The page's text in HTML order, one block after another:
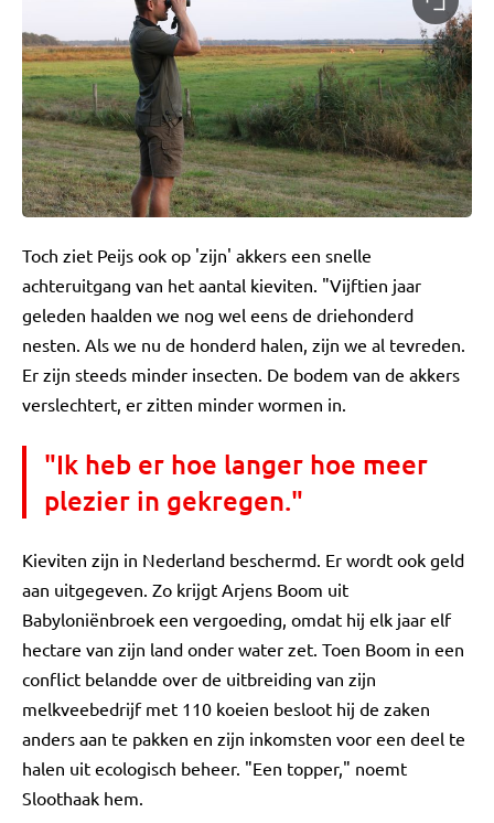
Toch ziet Peijs ook op 'zijn' akkers een snelle
achteruitgang van het aantal kieviten. "Vijftien jaar
geleden haalden we nog wel eens de driehonderd
nesten. Als we nu de honderd halen, zijn we al tevreden.
Er zijn steeds minder insecten. De bodem van de akkers
verslechtert, er zitten minder wormen in.
"Ik heb er hoe langer hoe meer
plezier in gekregen."
Kieviten zijn in Nederland beschermd. Er wordt ook geld
aan uitgegeven. Zo krijgt Arjens Boom uit
Babyloniënbroek een vergoeding, omdat hij elk jaar elf
hectare van zijn land onder water zet. Toen Boom in een
conflict belandde over de uitbreiding van zijn
melkveebedrijf met 110 koeien besloot hij de zaken
anders aan te pakken en zijn inkomsten voor een deel te
halen uit ecologisch beheer. "Een topper," noemt
Sloothaak hem.